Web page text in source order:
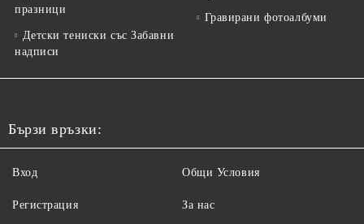
празници
Детски тениски със Забавни
надписи
Гравирани фотоалбуми
Бързи връзки:
Вход
Регистрация
Общи Условия
За нас